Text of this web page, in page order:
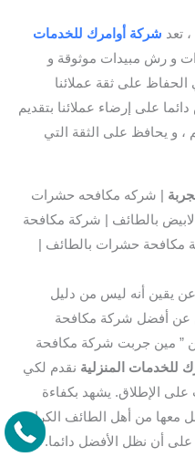
تعد شركة أوامرك للخدمات
و رش مبيدات موثوقة و
الحفاظ على ثقة عملائنا
على إرضاء عملائنا بتقديم
و يحافظ على الثقة التي
| شركه مكافحه حشرات
بالطائف | شركة مكافحة
مكافحة حشرات بالطائف |
يقين أنه ليس من دليل
عن أفضل شركة مكافحة
” مين جربت شركة مكافحة
للخدمات المنزلية نقدم لكي
الإطلاق. يشهد بكفاءة
معها من أهل الطائف الكرام.
أن نظل الأفضل دائما.